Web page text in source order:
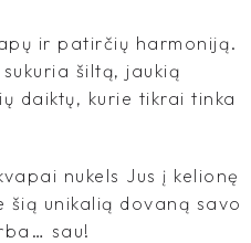
ir patirčių harmoniją.
šiltą, jaukią
daiktų, kurie tikrai tinka
nukels Jus į kelionę
unikalią dovaną savo
sau!